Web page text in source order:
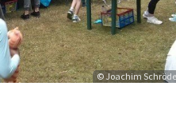
© Joachim